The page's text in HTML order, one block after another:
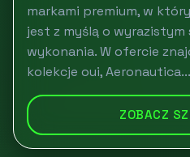
markami premium, w
jest z myślą o wyrazistym
wykonania. W ofercie
kolekcje oui, Aeronautica...
ZOBACZ